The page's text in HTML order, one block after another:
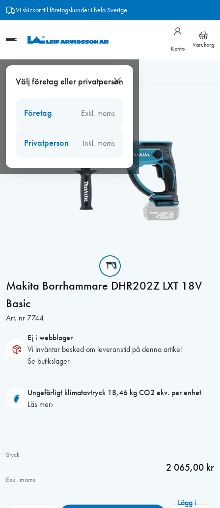
Hoppa
Vi skickar till företagskunder i hela Sverige
Konto
Varukorg
Välj företag eller privatperson
Företag Exkl. moms
Privatperson Inkl. moms
18V Basic
Makita Borrhammare DHR202Z LXT 18V
Basic
Art. nr 7744
Ej i webblager
Vi inväntar besked om leveranstid på denna artikel
Se butikslager
Ungefärligt klimatavtryck 18,46 kg CO2 ekv. per enhet
Läs mer
Styck
2 065,00 kr
Exkl. moms
Lägg i